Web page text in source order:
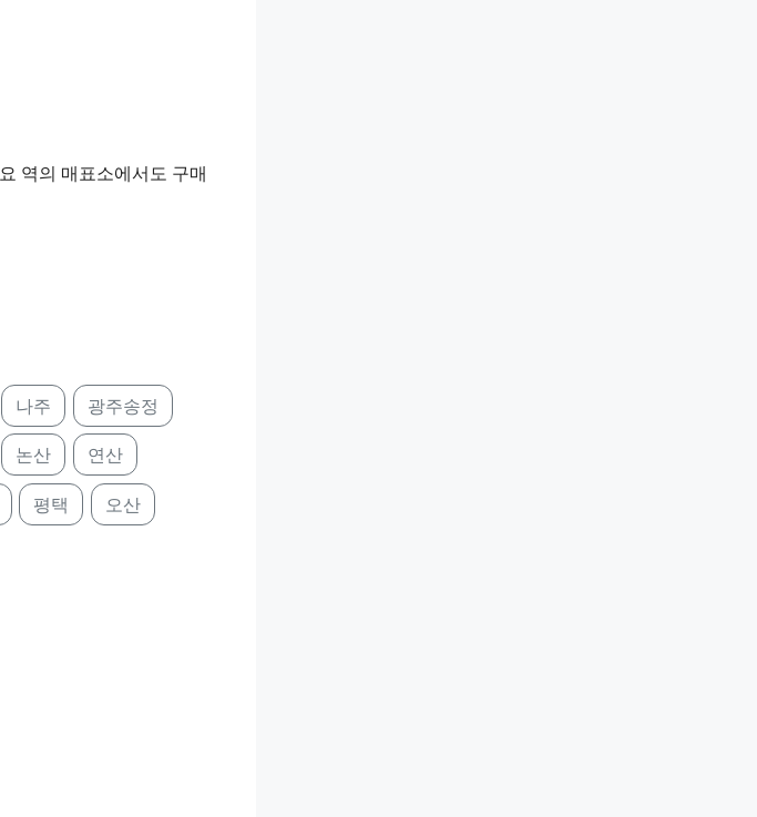
역의 매표소에서도 구매
나주 광주송정
논산 연산
평택 오산